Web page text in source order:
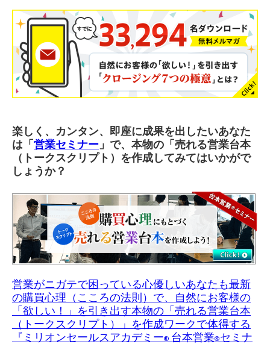
楽しく、カンタン、即座に成果を出したいあなた
は「営業セミナー 」で、本物の「売れる営業台本
（トークスクリプト）を作成してみてはいかがで
しょうか？
営業がニガテで困っている心優しいあなたも最新
の購買心理（こころの法則）で、自然にお客様の
「欲しい！」を引き出す本物の「売れる営業台本
（トークスクリプト）」を作成ワークで体得する
『ミリオンセールスアカデミー® 台本営業®セミナ